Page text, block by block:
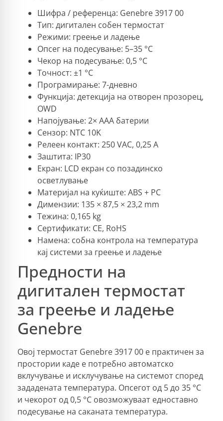
Шифра / референца: Genebre 3917 00
Тип: дигитален собен термостат
Режими: греење и ладење
Опсег на подесување: 5–35 °C
Чекор на подесување: 0,5 °C
Точност: ±1 °C
Програмирање: 7-дневно
Функција: детекција на отворен прозорец,
OWD
Напојување: 2× AAA батерии
Сензор: NTC 10K
Релеен контакт: 250 VAC, 0,25 A
Заштита: IP30
Екран: LCD екран со позадинско
осветлување
Материјал на куќиште: ABS + PC
Димензии: 135 × 87,5 × 23,2 mm
Тежина: 0,165 kg
Сертификати: CE, RoHS
Намена: собна контрола на температура
кај системи за греење и ладење
Предности на
дигитален термостат
за греење и ладење
Genebre
Овој термостат Genebre 3917 00 е практичен за
простории каде е потребно автоматско
вклучување и исклучување на системот според
зададената температура. Опсегот од 5 до 35 °C
и чекорот од 0,5 °C овозможуваат едноставно
подесување на саканата температура.